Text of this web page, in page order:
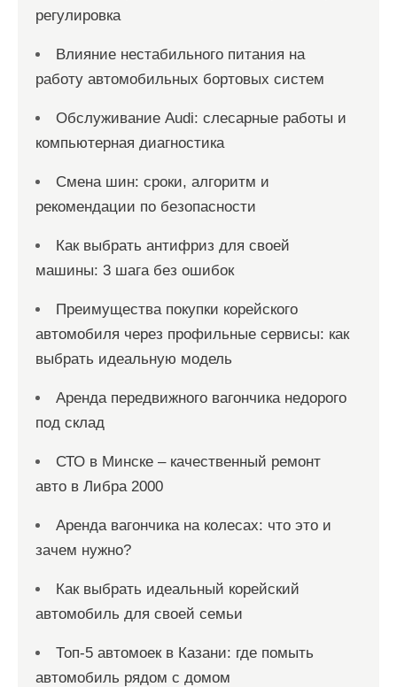
регулировка
Влияние нестабильного питания на
работу автомобильных бортовых систем
Обслуживание Audi: слесарные работы и
компьютерная диагностика
Смена шин: сроки, алгоритм и
рекомендации по безопасности
Как выбрать антифриз для своей
машины: 3 шага без ошибок
Преимущества покупки корейского
автомобиля через профильные сервисы: как
выбрать идеальную модель
Аренда передвижного вагончика недорого
под склад
СТО в Минске – качественный ремонт
авто в Либра 2000
Аренда вагончика на колесах: что это и
зачем нужно?
Как выбрать идеальный корейский
автомобиль для своей семьи
Топ-5 автомоек в Казани: где помыть
автомобиль рядом с домом